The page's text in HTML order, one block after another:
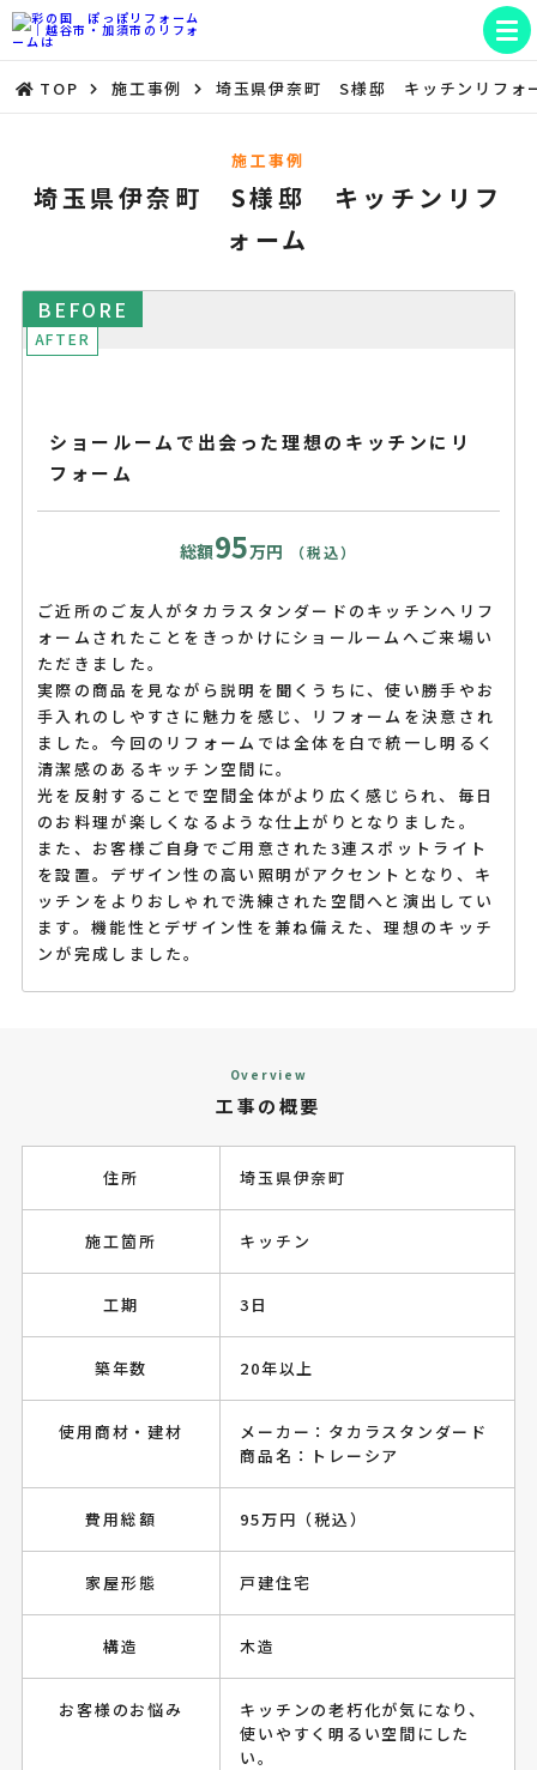
TOP 施工事例 埼玉県伊奈町 S様邸 キッチンリフォ
施工事例
埼玉県伊奈町 S様邸 キッチンリフ
ォーム
ショールームで出会った理想のキッチンにリ
フォーム
総額95万円 （税込）
ご近所のご友人がタカラスタンダードのキッチンへリフ
ォームされたことをきっかけにショールームへご来場い
ただきました。
実際の商品を見ながら説明を聞くうちに、使い勝手やお
手入れのしやすさに魅力を感じ、リフォームを決意され
ました。今回のリフォームでは全体を白で統一し明るく
清潔感のあるキッチン空間に。
光を反射することで空間全体がより広く感じられ、毎日
のお料理が楽しくなるような仕上がりとなりました。
また、お客様ご自身でご用意された3連スポットライト
を設置。デザイン性の高い照明がアクセントとなり、キ
ッチンをよりおしゃれで洗練された空間へと演出してい
ます。機能性とデザイン性を兼ね備えた、理想のキッチ
ンが完成しました。
Overview
工事の概要
住所 埼玉県伊奈町
施工箇所 キッチン
工期 3日
築年数 20年以上
使用商材・建材
メーカー：タカラスタンダード
商品名：トレーシア
費用総額 95万円（税込）
家屋形態 戸建住宅
構造 木造
お客様のお悩み
キッチンの老朽化が気になり、
使いやすく明るい空間にした
い。